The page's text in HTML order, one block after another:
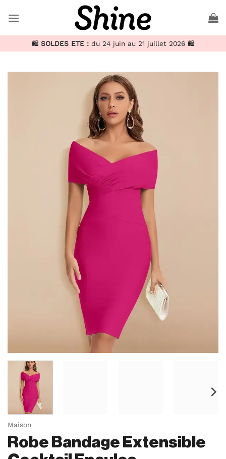
au
🛍️ SOLDES ETE : du 24 juin au 21 juillet 2026 🛍️
Maison
Robe Bandage Extensible